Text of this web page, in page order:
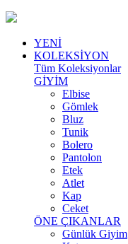
YENİ
KOLEKSİYON
Tüm Koleksiyonlar
GİYİM
Elbise
Gömlek
Bluz
Tunik
Bolero
Pantolon
Etek
Atlet
Kap
Ceket
ÖNE ÇIKANLAR
Günlük Giyim